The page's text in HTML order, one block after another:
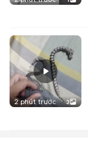
2 phút trước 3